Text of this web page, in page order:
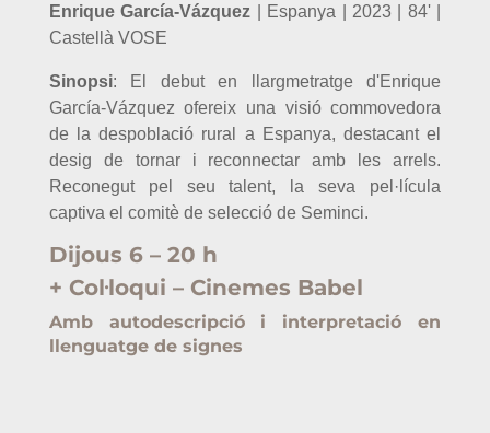
Enrique García-Vázquez
| Espanya | 2023 | 84' |
Castellà VOSE
Sinopsi: El debut en llargmetratge d'Enrique
García-Vázquez ofereix una visió commovedora
de la despoblació rural a Espanya, destacant el
desig de tornar i reconnectar amb les arrels.
Reconegut pel seu talent, la seva pel·lícula
captiva el comitè de selecció de Seminci.
Dijous 6 – 20 h
+ Col·loqui – Cinemes Babel
Amb autodescripció i interpretació en
llenguatge de signes